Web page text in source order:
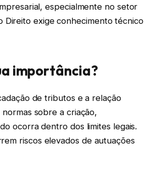
especialmente no setor
Direito exige conhecimento técnico
importância?
de tributos e a relação
sobre a criação,
ocorra dentro dos limites legais.
riscos elevados de autuações